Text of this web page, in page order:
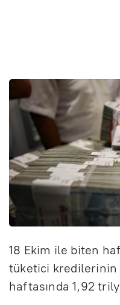
18 Ekim ile biten
tüketici kredilerinin
haftasında 1,92